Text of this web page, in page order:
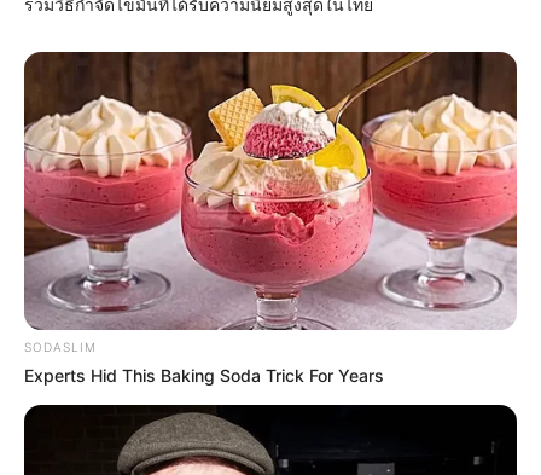
They're Unbearable! 9 Movie Characters You
Probably Remember
BRAINBERRIES
รวมวิธีกำจัดไขมันที่ได้รับความนิยมสูงสุดในไทย
SODASLIM
Experts Hid This Baking Soda Trick For Years